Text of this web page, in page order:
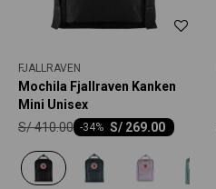
FJALLRAVEN
Mochila Fjallraven Kanken
Mini Unisex
S/ 269.00
-34
S/410.00